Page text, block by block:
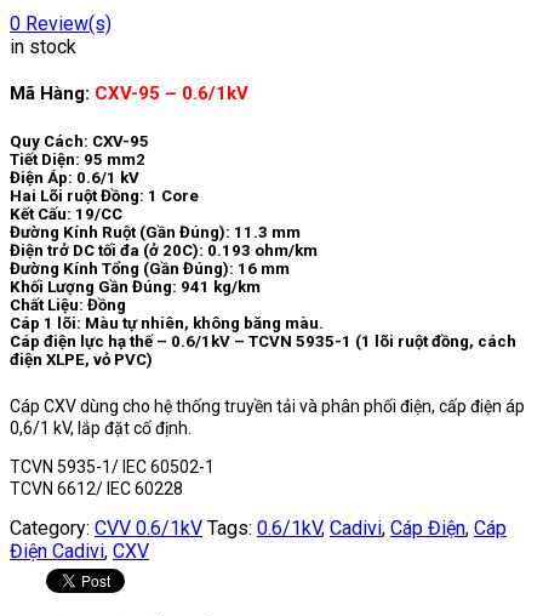
0 Review(s)
in stock
Mã Hàng: CXV-95 – 0.6/1kV
Quy Cách: CXV-95
Tiết Diện: 95 mm2
Điện Áp: 0.6/1 kV
Hai Lõi ruột Đồng: 1 Core
Kết Cấu: 19/CC
Đường Kính Ruột (Gần Đúng): 11.3 mm
Điện trở DC tối đa (ở 20C): 0.193 ohm/km
Đường Kính Tổng (Gần Đúng): 16 mm
Khối Lượng Gần Đúng: 941 kg/km
Chất Liệu: Đồng
Cáp 1 lõi: Màu tự nhiên, không băng màu.
Cáp điện lực hạ thế – 0.6/1kV – TCVN 5935-1 (1 lõi ruột đồng, cách
điện XLPE, vỏ PVC)
Cáp CXV dùng cho hệ thống truyền tải và phân phối điện, cấp điện áp
0,6/1 kV, lắp đặt cố định.
TCVN 5935-1/ IEC 60502-1
TCVN 6612/ IEC 60228
Category: CVV 0.6/1kV Tags: 0.6/1kV, Cadivi, Cáp Điện, Cáp
Điện Cadivi, CXV